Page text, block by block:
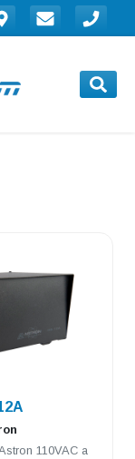
110VAC a